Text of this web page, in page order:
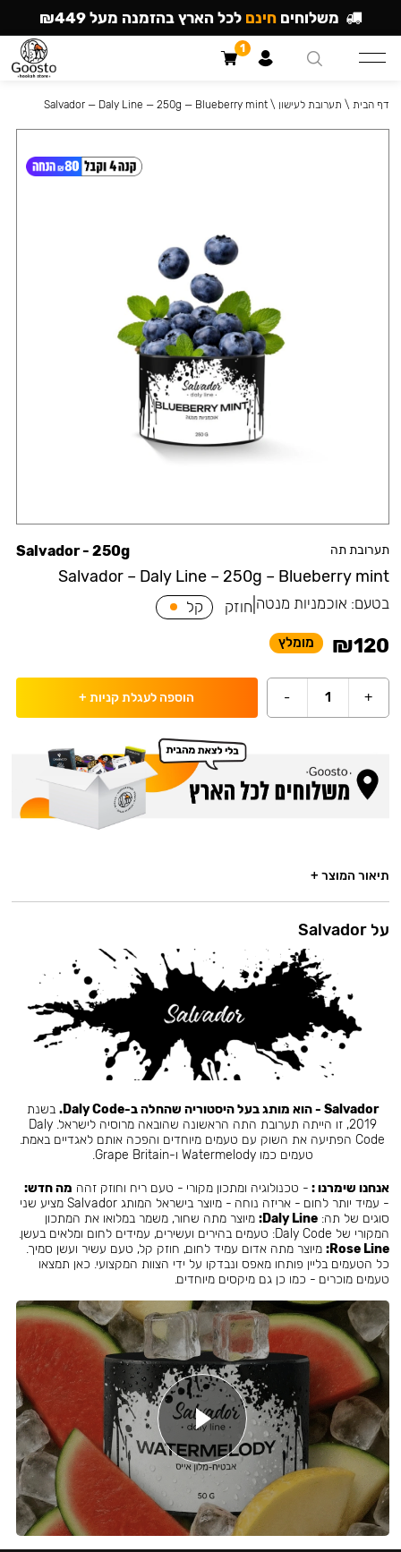
תערובת תה
Salvador – Daly Line – 250g – Blueberry mint
Salvador - 250g
בטעם: אוכמניות מנטה חוזק קל
₪120 מומלץ
+
1
- הוספה לעגלת קניות +
דף הבית \ תערובת לעישון \
Salvador — Daly Line — 250g — Blueberry mint
תיאור המוצר +
על Salvador
Salvador - הוא מותג בעל היסטוריה שהחלה ב-Daly Code.
בשנת
2019, זו הייתה תערובת התה הראשונה שהובאה מרוסיה לישראל. Daly
Code הפתיעה את השוק עם טעמים מיוחדים והפכה אותם לאגדיים באמת.
טעמים כמו Watermelody ו-Grape Britain.
אנחנו שימרנו : - טכנולוגיה ומתכון מקורי - טעם ריח וחוזק זהה מה חדש:
- עמיד יותר לחום - אריזה נוחה - מיוצר בישראל המותג Salvador מציע שני
סוגים של תה:Daly Line: מיוצר מתה שחור, משמר במלואו את המתכון
המקורי של Daly Code: טעמים בהירים ועשירים, עמידים לחום ומלאים בעשן.
Rose Line: מיוצר מתה אדום עמיד לחום, חוזק קל, טעם עשיר ועשן סמיך.
כל הטעמים בליין פותחו מאפס ונבדקו על ידי הצוות המקצועי. כאן תמצאו
טעמים מוכרים - כמו כן גם מיקסים מיוחדים.
משלוחים חינם לכל הארץ בהזמנה מעל ₪449
1